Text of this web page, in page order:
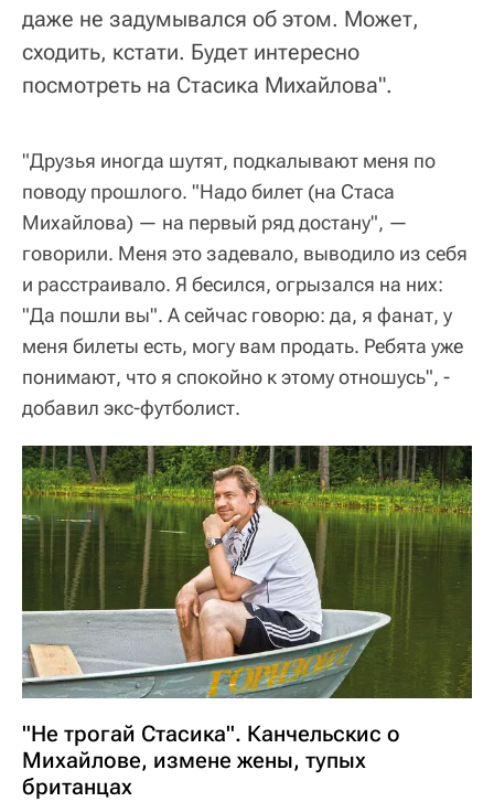
даже не задумывался об этом. Может,
сходить, кстати. Будет интересно
посмотреть на Стасика Михайлова".
"Друзья иногда шутят, подкалывают меня по
поводу прошлого. "Надо билет (на Стаса
Михайлова) — на первый ряд достану", —
говорили. Меня это задевало, выводило из себя
и расстраивало. Я бесился, огрызался на них:
"Да пошли вы". А сейчас говорю: да, я фанат, у
меня билеты есть, могу вам продать. Ребята уже
понимают, что я спокойно к этому отношусь", -
добавил экс-футболист.
"Не трогай Стасика". Канчельскис о
Михайлове, измене жены, тупых
британцах